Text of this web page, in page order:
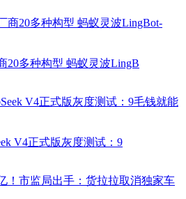
20多种构型 蚂蚁灵波LingB
V4正式版灰度测试：9